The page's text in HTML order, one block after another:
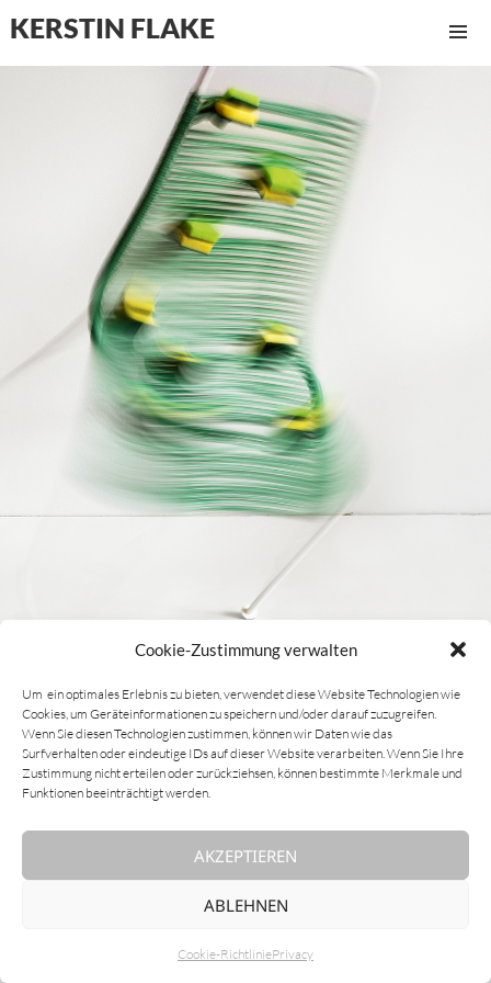
Cookie-Zustimmung verwalten
Um ein optimales Erlebnis zu bieten, verwendet diese Website Technologien wie
Cookies, um Geräteinformationen zu speichern und/oder darauf zuzugreifen.
Wenn Sie diesen Technologien zustimmen, können wir Daten wie das
Surfverhalten oder eindeutige IDs auf dieser Website verarbeiten. Wenn Sie Ihre
Zustimmung nicht erteilen oder zurückziehsen, können bestimmte Merkmale und
Funktionen beeinträchtigt werden.
AKZEPTIEREN
ABLEHNEN
Cookie-RichtliniePrivacy
KERSTIN FLAKE
MENÜ